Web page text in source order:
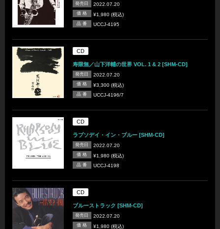
発売日 2022.07.20
価 格 ¥1,980 (税込)
品 番 UCCJ-4195
CD
寿限無／山下洋輔の世界 VOL. 1 & 2 [SHM-CD]
発売日 2022.07.20
価 格 ¥3,300 (税込)
品 番 UCCJ-4196/7
CD
ラプソデイ・イン・ブルー [SHM-CD]
発売日 2022.07.20
価 格 ¥1,980 (税込)
品 番 UCCJ-4198
CD
ブルーストラック [SHM-CD]
発売日 2022.07.20
価 格 ¥1,980 (税込)